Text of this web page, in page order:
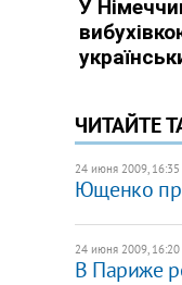
ЧИТАЙТЕ
24 июня 2009, 16:35
Ющенко
24 июня 2009, 16:20
В Париже